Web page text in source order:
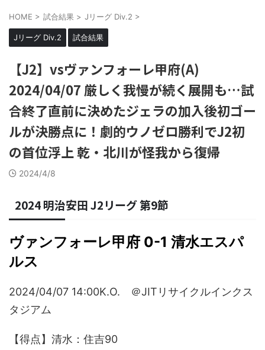
HOME > 試合結果 > Jリーグ Div.2 >
Jリーグ Div.2 試合結果
【J2】vsヴァンフォーレ甲府(A)
2024/04/07 厳しく我慢が続く展開も…試
合終了直前に決めたジェラの加入後初ゴー
ルが決勝点に！劇的ウノゼロ勝利でJ2初
の首位浮上 乾・北川が怪我から復帰
2024/4/8
2024 明治安田 J2リーグ 第9節
ヴァンフォーレ甲府 0-1 清水エスパ
ルス
2024/04/07 14:00K.O. ＠JITリサイクルインクス
タジアム
【得点】清水：住吉90